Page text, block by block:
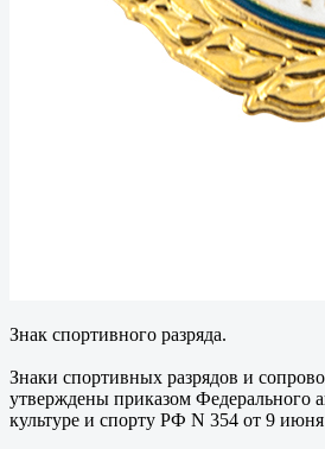
Знак спортивного разряда.
Знаки спортивных разрядов и
утверждены приказом Федерального
культуре и спорту РФ N 354 от 9 июня